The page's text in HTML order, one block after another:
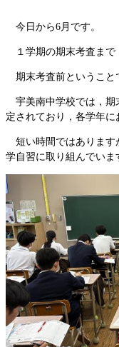
今日から6月です。
１学期の期末考査まで
期末考査前ということ
宇美南中学校では，期
定されており，各学年に
短い時間ではあります
学自習に取り組んでいま